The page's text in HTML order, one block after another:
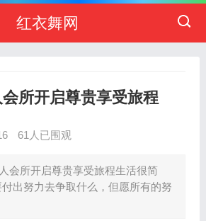
红衣舞网
所开启尊贵享受旅程
61人已围观
会所开启尊贵享受旅程生活很简
出努力去争取什么，但愿所有的努